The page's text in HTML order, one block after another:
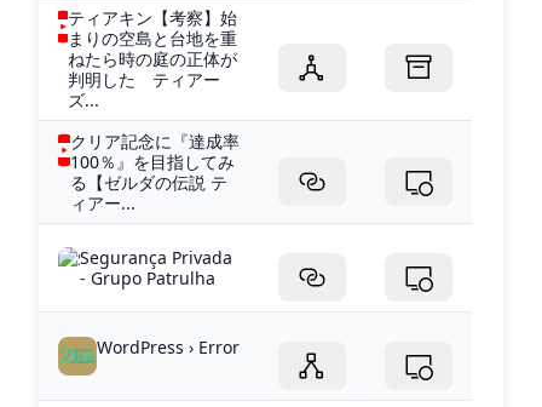
ティアキン【考察】始
まりの空島と台地を重
ねたら時の庭の正体が
判明した ティアー
ズ...
クリア記念に『達成率
100％』を目指してみ
る【ゼルダの伝説 テ
ィアー...
Segurança Privada
- Grupo Patrulha
WordPress › Error